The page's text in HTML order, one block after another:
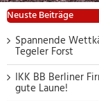
Neuste Beiträge
Spannende
Tegeler Forst
IKK BB Berliner
gute Laune!